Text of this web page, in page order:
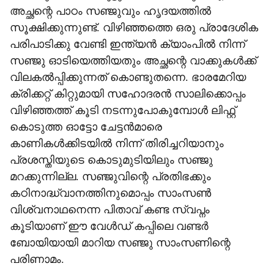
അച്ഛന്റെ പാഠം സഞ്ജുവും ഹൃദയത്തില്‍
സൂക്ഷിക്കുന്നുണ്ട്. വിഴിഞ്ഞത്തെ ഒരു പ്രാദേശിക
പരിപാടിക്കു വേണ്ടി ഇന്ത്യന്‍ ക്യാംപില്‍ നിന്ന്
സഞ്ജു ഓടിയെത്തിയതും അച്ഛന്റെ വാക്കുകള്‍ക്ക്
വിലകല്‍പ്പിക്കുന്നത് കൊണ്ടുതന്നെ. ഭാരമേറിയ
ക്രിക്കറ്റ് കിറ്റുമായി സഹോദരന്‍ സാലിക്കൊപ്പം
വിഴിഞ്ഞത്ത് കൂടി നടന്നുപോകുമ്പോള്‍ ലിഫ്റ്റ്
കൊടുത്ത ഓട്ടോ ചേട്ടന്‍മാരെ
കാണികള്‍ക്കിടയില്‍ നിന്ന് തിരിച്ചറിയാനും
പ്രശസ്തിയുടെ കൊടുമുടിയിലും സഞ്ജു
മറക്കുന്നില്ല. സഞ്ജുവിന്റെ പ്രതിഭക്കും
കഠിനാദ്ധ്വാനത്തിനുമൊപ്പം സാംസണ്‍
വിശ്വനാഥനെന്ന പിതാവ് കണ്ട സ്വപ്നം
കൂടിയാണ് ഈ വേള്‍ഡ് കപ്പിലെ വണ്ടര്‍
ബോയിയായി മാറിയ സഞ്ജു സാംസണിന്റെ
പരിണാമം.